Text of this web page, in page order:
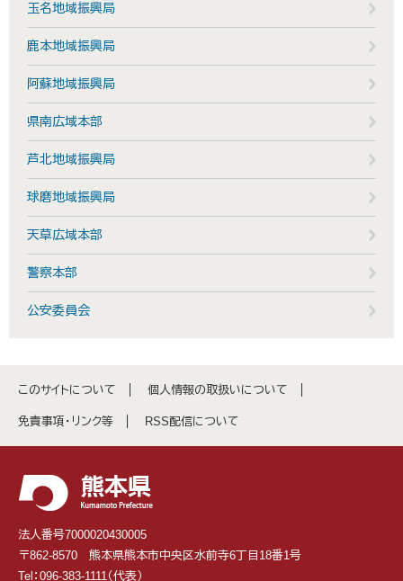
玉名地域振興局
鹿本地域振興局
阿蘇地域振興局
県南広域本部
芦北地域振興局
球磨地域振興局
天草広域本部
警察本部
公安委員会
このサイトについて 個人情報の取扱いについて
免責事項・リンク等 RSS配信について
法人番号7000020430005
〒862-8570 熊本県熊本市中央区水前寺6丁目18番1号
Tel：096-383-1111（代表）